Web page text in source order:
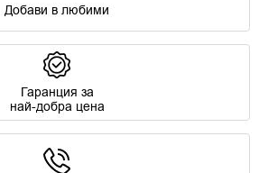
Добави в любими
Гаранция за
най-добра цена